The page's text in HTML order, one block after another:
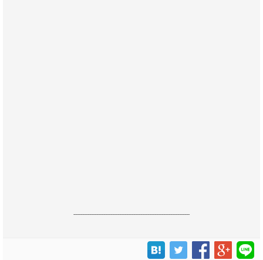
------------------------------------------------------------------